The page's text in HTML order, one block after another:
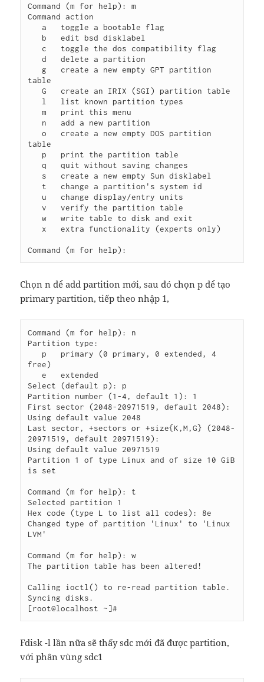
Command (m for help): m
Command action
   a   toggle a bootable flag
   d   delete a partition
table
   G   create an IRIX (SGI) partition table
   m   print this menu
   o   create a new empty DOS partition
table
   q   quit without saving changes
   v   verify the partition table
   w   write table to disk and exit
Chọn n để add partition mới, sau đó chọn p để tạo
primary partition, tiếp theo nhập 1,
Command (m for help): n
Partition type:
free)
   e   extended
Select (default p): p
Partition number (1-4, default 1): 1
First sector (2048-20971519, default 2048):
Using default value 2048
Last sector, +sectors or +size{K,M,G} (2048-
20971519, default 20971519):
Using default value 20971519
Partition 1 of type Linux and of size 10 GiB
is set
Command (m for help): t
Selected partition 1
Hex code (type L to list all codes): 8e
Changed type of partition 'Linux' to 'Linux
LVM'
Command (m for help): w
The partition table has been altered!
Calling ioctl() to re-read partition table.
Syncing disks.
Fdisk -l lần nữa sẽ thấy sdc mới đã được partition,
với phân vùng sdc1